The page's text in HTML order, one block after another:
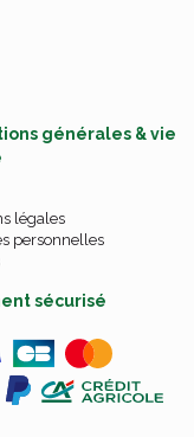
générales & vie
légales
personnelles
sécurisé